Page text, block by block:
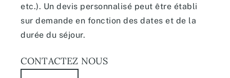
etc.). Un devis personnalisé peut être établi
sur demande en fonction des dates et de la
durée du séjour.
CONTACTEZ NOUS